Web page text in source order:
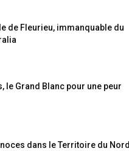
de Fleurieu, immanquable du
le Grand Blanc pour une peur
dans le Territoire du Nord